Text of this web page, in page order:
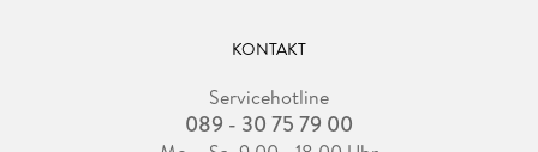
KONTAKT
Servicehotline
089 - 30 75 79 00